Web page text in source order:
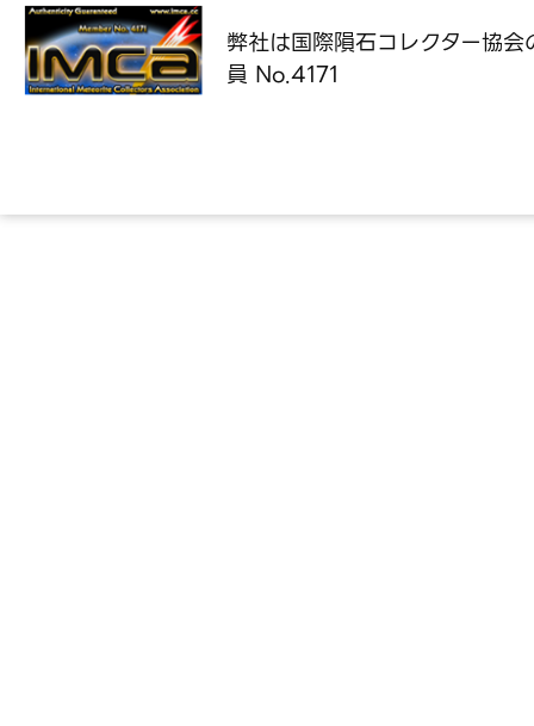
弊社は国際隕石コレクター協会
員 No.4171